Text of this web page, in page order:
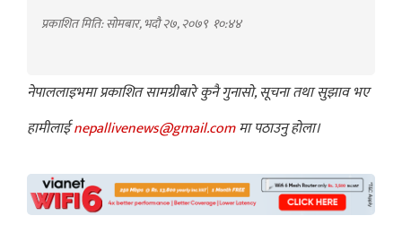
प्रकाशित मिति: सोमबार, भदौ २७, २०७९ १०:४४
नेपाललाइभमा प्रकाशित सामग्रीबारे कुनै गुनासो, सूचना तथा सुझाव भए
हामीलाईnepallivenews@gmail.comमा पठाउनु होला।